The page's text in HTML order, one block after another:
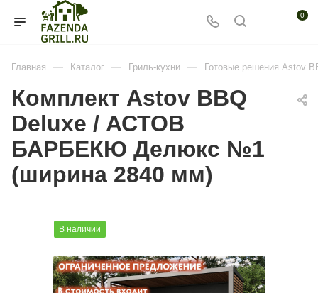
0
Главная — Каталог — Гриль-кухни — Готовые решения
Комплект Astov BBQ
Deluxe / АСТОВ
БАРБЕКЮ Делюкс №1
(ширина 2840 мм)
В наличии